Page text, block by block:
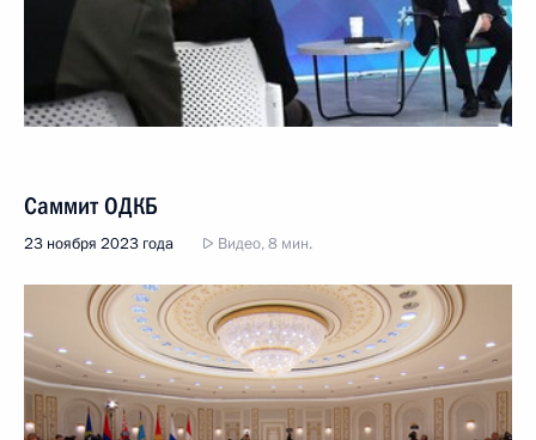
Саммит ОДКБ
23 ноября 2023 года Видео, 8 мин.